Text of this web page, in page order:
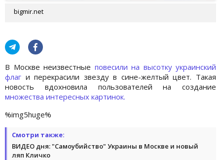
bigmir.net
В Москве неизвестные повесили на высотку украинский
флаг и перекрасили звезду в сине-желтый цвет. Такая
новость вдохновила пользователей на создание
множества интересных картинок.
%img5huge%
Смотри также:
ВИДЕО дня: "Самоубийство" Украины в Москве и новый
ляп Кличко